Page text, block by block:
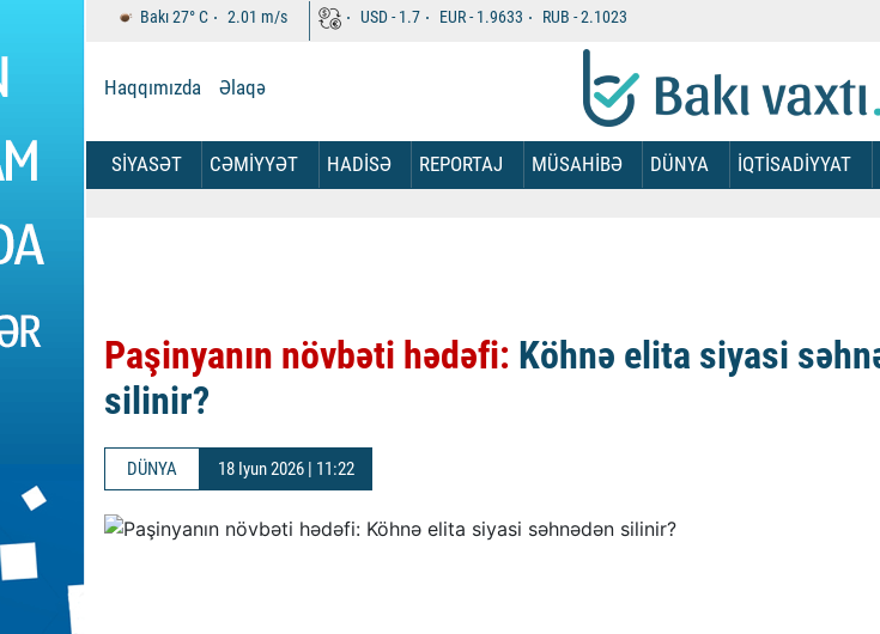
Bakı27°C 2.01 m/s USD -1.7 EUR -1.9633 RUB -2.1023
Haqqımızda Əlaqə
SİYASƏT CƏMİYYƏT HADİSƏ REPORTAJ MÜSAHİBƏ DÜNYA İQTİSADİYYAT
Paşinyanın növbəti hədəfi: Köhnə elita siyasi
silinir?
DÜNYA 18 Iyun 2026 | 11:22